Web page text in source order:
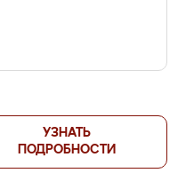
УЗНАТЬ
ПОДРОБНОСТИ